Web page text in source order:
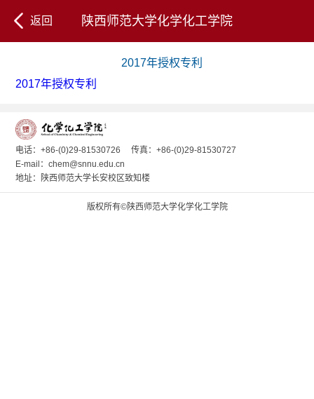
陕西师范大学化学化工学院
返回
2017年授权专利
2017年授权专利
电话：+86-(0)29-81530726
传真：+86-(0)29-81530727
E-mail：chem@snnu.edu.cn
地址：陕西师范大学长安校区致知楼
版权所有©陕西师范大学化学化工学院